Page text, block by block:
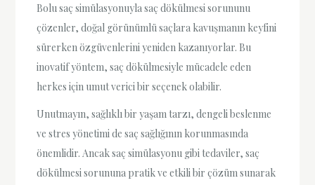
Bolu saç simülasyonuyla saç dökülmesi sorununu
çözenler, doğal görünümlü saçlara kavuşmanın keyfini
sürerken özgüvenlerini yeniden kazanıyorlar. Bu
inovatif yöntem, saç dökülmesiyle mücadele eden
herkes için umut verici bir seçenek olabilir.
Unutmayın, sağlıklı bir yaşam tarzı, dengeli beslenme
ve stres yönetimi de saç sağlığının korunmasında
önemlidir. Ancak saç simülasyonu gibi tedaviler, saç
dökülmesi sorununa pratik ve etkili bir çözüm sunarak